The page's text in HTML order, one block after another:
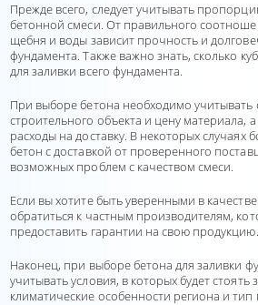
Прежде всего, следует учитывать
бетонной смеси. От правильного
щебня и воды зависит прочность и
фундамента. Также важно знать, сколько
для заливки всего фундамента.
При выборе бетона необходимо учитывать
строительного объекта и цену материала,
расходы на доставку. В некоторых случаях
бетон с доставкой от проверенного
возможных проблем с качеством смеси.
Если вы хотите быть уверенными в
обратиться к частным производителям,
предоставить гарантии на свою продукцию.
Наконец, при выборе бетона для заливки
учитывать условия, в которых будет стоять
климатические особенности региона и тип